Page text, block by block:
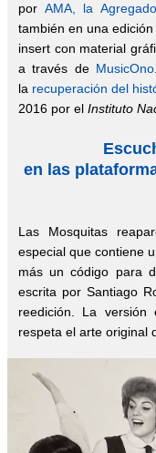
por AMA, la
también en una
insert con material
a través de MusicOno
la recuperación del
2016 por el Instituto
en las
Las Mosquitas
especial que contiene
más un código para
escrita por Santiago
reedición. La versión
respeta el arte original